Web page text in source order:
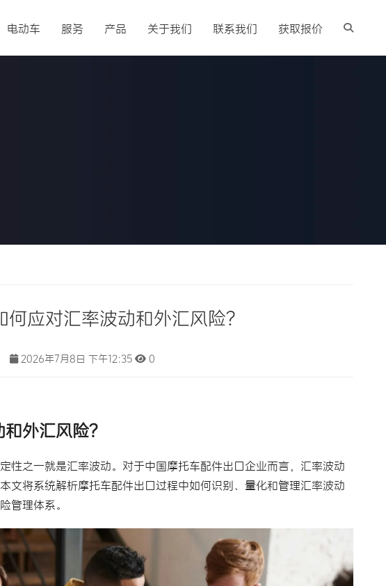
电动车 服务 产品 关于我们 联系我们 获取报价
应对汇率波动和外汇风险？
2026年7月8日 下午12:35 0
外汇风险？
性之一就是汇率波动。对于中国摩托车配件出口企业而言，汇率波动
文将系统解析摩托车配件出口过程中如何识别、量化和管理汇率波动
管理体系。